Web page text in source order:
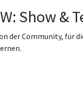
Show &
der Community, für